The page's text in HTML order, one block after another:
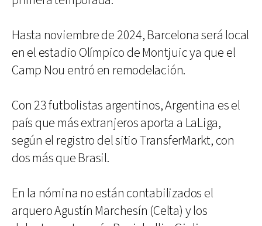
Hasta noviembre de 2024, Barcelona será local
en el estadio Olímpico de Montjuic ya que el
Camp Nou entró en remodelación.
Con 23 futbolistas argentinos, Argentina es el
país que más extranjeros aporta a LaLiga,
según el registro del sitio TransferMarkt, con
dos más que Brasil.
En la nómina no están contabilizados el
arquero Agustín Marchesín (Celta) y los